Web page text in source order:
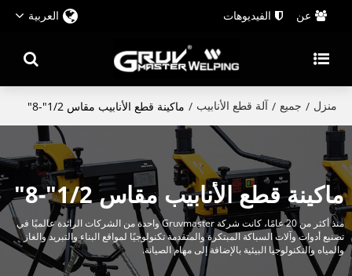
عن الفيديوهات العربية
منزل / جميع / آلة قطع الأنابيب / ماكينة قطع الأنابيب مقاس 1/2"-8"
ماكينة قطع الأنابيب مقاس 1/2"-8"
منذ أكثر من 20 عامًا، كانت شركة Gruvmaster واحدة من الشركات الرائدة عالميًا في
تصنيع أدوات وآلات السباكة المبتكرة والمتقدمة تكنولوجيًا لمواقع البناء والتبريد والغاز
والمياه والتكنولوجيا البيئية بالإضافة إلى مهام الصيانة.